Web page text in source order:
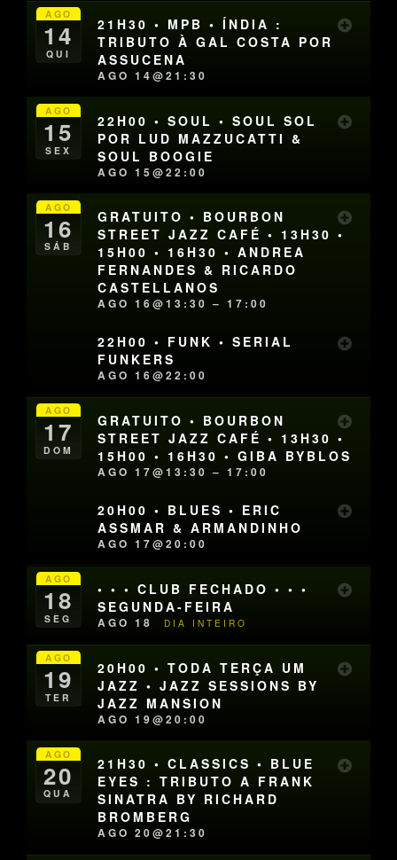
AGO
14
QUI
21H30 • MPB • ÍNDIA :
TRIBUTO À GAL COSTA POR
ASSUCENA
AGO 14@21:30
AGO
15
SEX
22H00 • SOUL • SOUL SOL
POR LUD MAZZUCATTI &
SOUL BOOGIE
AGO 15@22:00
AGO
16
SÁB
GRATUITO • BOURBON
STREET JAZZ CAFÉ • 13H30 •
15H00 • 16H30 • ANDREA
FERNANDES & RICARDO
CASTELLANOS
AGO 16@13:30 – 17:00
22H00 • FUNK • SERIAL
FUNKERS
AGO 16@22:00
AGO
17
DOM
GRATUITO • BOURBON
STREET JAZZ CAFÉ • 13H30 •
15H00 • 16H30 • GIBA BYBLOS
AGO 17@13:30 – 17:00
20H00 • BLUES • ERIC
ASSMAR & ARMANDINHO
AGO 17@20:00
AGO
18
SEG
• • • CLUB FECHADO • • •
SEGUNDA-FEIRA
AGO 18 DIA INTEIRO
AGO
19
TER
20H00 • TODA TERÇA UM
JAZZ • JAZZ SESSIONS BY
JAZZ MANSION
AGO 19@20:00
AGO
20
QUA
21H30 • CLASSICS • BLUE
EYES : TRIBUTO A FRANK
SINATRA BY RICHARD
BROMBERG
AGO 20@21:30